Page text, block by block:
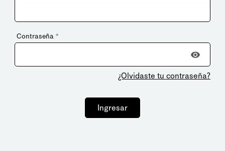
Contraseña *
¿Olvidaste tu contraseña?
Ingresar